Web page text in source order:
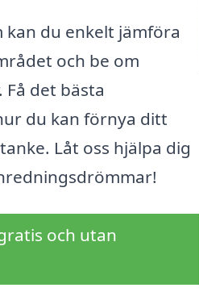
du enkelt jämföra
och be om
det bästa
du kan förnya ditt
Låt oss hjälpa dig
och utan